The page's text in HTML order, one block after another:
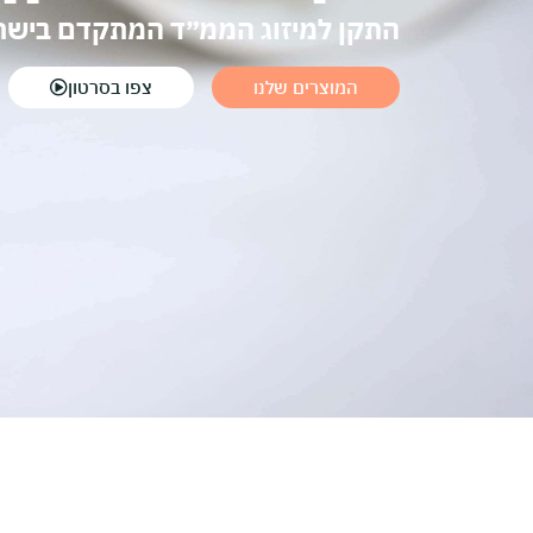
התקן למיזוג הממ״ד המתקדם
המוצרים שלנו צפו בסרטון